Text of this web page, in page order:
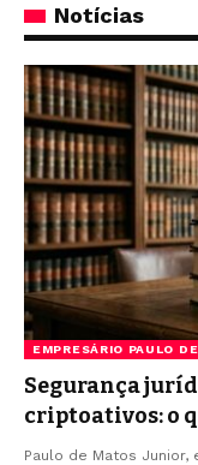
Notícias
EMPRESÁRIO PAULO
Segurança
criptoativos: o
Paulo de Matos